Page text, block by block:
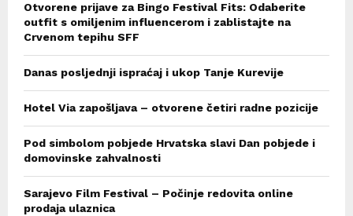
Otvorene prijave za Bingo Festival Fits: Odaberite
outfit s omiljenim influencerom i zablistajte na
Crvenom tepihu SFF
Danas posljednji ispraćaj i ukop Tanje Kurevije
Hotel Via zapošljava – otvorene četiri radne pozicije
Pod simbolom pobjede Hrvatska slavi Dan pobjede i
domovinske zahvalnosti
Sarajevo Film Festival – Počinje redovita online
prodaja ulaznica